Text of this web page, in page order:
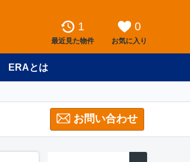
1
最近見た物件
0
お気に入り
ERAとは
お問い合わせ